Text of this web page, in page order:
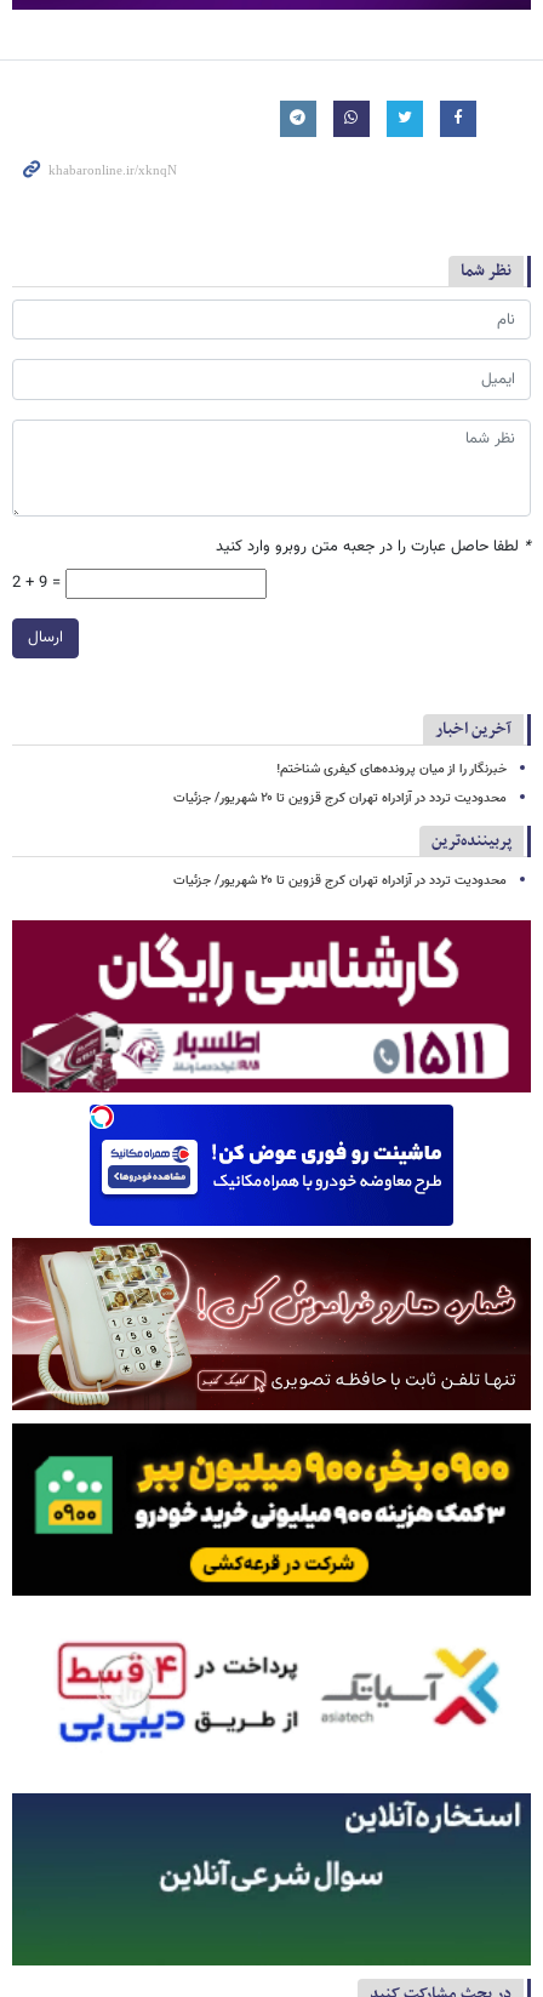
نظر شما
* لطفا حاصل عبارت را در جعبه متن روبرو وارد کنید
2 + 9 =
ارسال
آخرین اخبار
خبرنگار را از میان پرونده‌های کیفری شناختم!
محدودیت تردد در آزادراه تهران کرج قزوین تا ۲۰ شهریور/ جزئیات
پربیننده‌ترین
محدودیت تردد در آزادراه تهران کرج قزوین تا ۲۰ شهریور/ جزئیات